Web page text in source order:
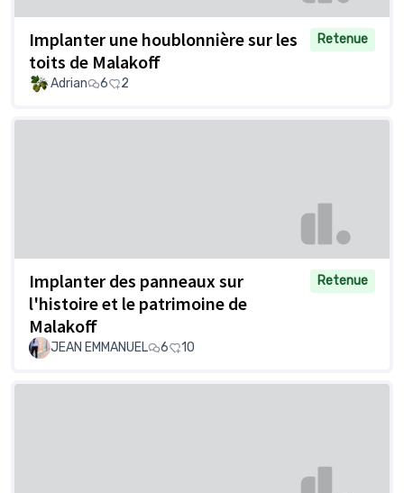
Implanter une houblonnière sur les
toits de Malakoff
Retenue
Adrian 6 2
Implanter des panneaux sur
l'histoire et le patrimoine de
Malakoff
Retenue
JEAN EMMANUEL 6 10